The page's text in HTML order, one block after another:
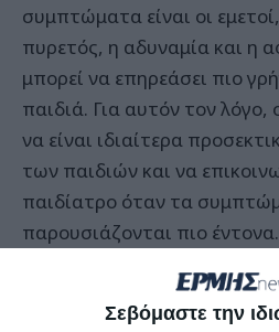
Σεβόμαστε την
συμπτώματα είναι οι
πυρετός, η αδυναμία και η
μπορεί να επηρεάσει πιο
παιδιά. Για αυτόν τον λόγο,
να είναι ιδιαίτερα
των παιδιών και να
παιδίατρο όταν τα
παρουσιάζονται πιο έντονα.
Την ίδια στιγμή, οι
η άνοδος της θερμοκρασίας